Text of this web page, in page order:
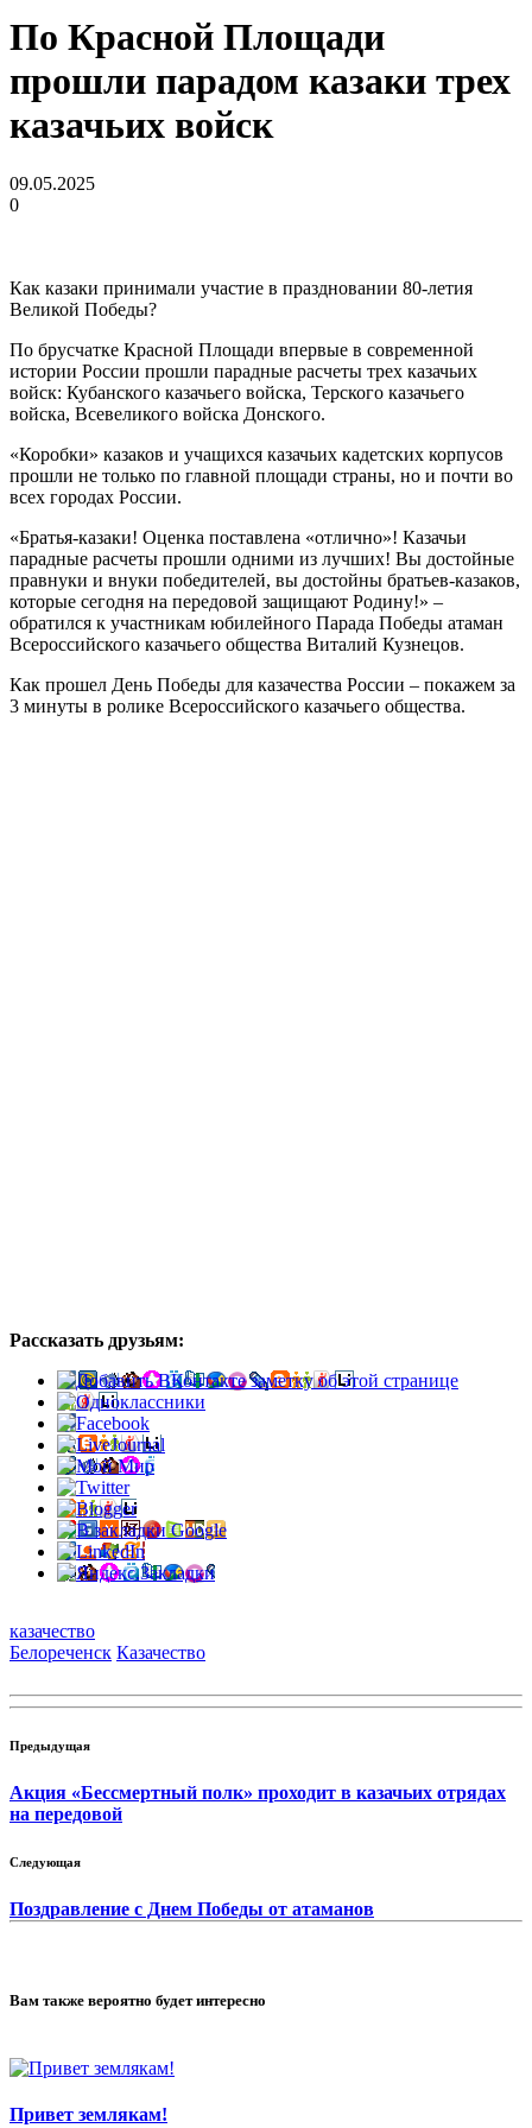
По Красной Площади
прошли парадом казаки трех
казачьих войск
09.05.2025
0
Как казаки принимали участие в праздновании 80-летия
Великой Победы?
По брусчатке Красной Площади впервые в современной
истории России прошли парадные расчеты трех казачьих
войск: Кубанского казачьего войска, Терского казачьего
войска, Всевеликого войска Донского.
«Коробки» казаков и учащихся казачьих кадетских корпусов
прошли не только по главной площади страны, но и почти во
всех городах России.
«Братья-казаки! Оценка поставлена «отлично»! Казачьи
парадные расчеты прошли одними из лучших! Вы достойные
правнуки и внуки победителей, вы достойны братьев-казаков,
которые сегодня на передовой защищают Родину!» –
обратился к участникам юбилейного Парада Победы атаман
Всероссийского казачьего общества Виталий Кузнецов.
Как прошел День Победы для казачества России – покажем за
3 минуты в ролике Всероссийского казачьего общества.
Рассказать друзьям:
казачество
Белореченск Казачество
Предыдущая
Акция «Бессмертный полк» проходит в казачьих отрядах
на передовой
Следующая
Поздравление с Днем Победы от атаманов
Вам также вероятно будет интересно
Привет землякам!